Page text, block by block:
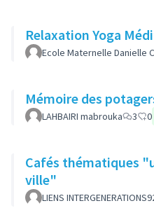
Relaxation Yoga
Ecole Maternelle Danielle
Mémoire des
LAHBAIRI mabrouka 3 0
Cafés thématiques "un peu de nature en
ville"
LIENS